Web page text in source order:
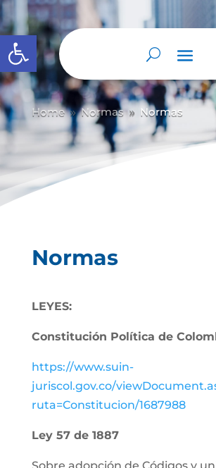
Abrir barra de herramientas
Home 9 Normas 9 Normas
Normas
LEYES:
Constitución Política de
https://www.suin-
juriscol.gov.co/
ruta=Constitucion/1687988
Ley 57 de 1887